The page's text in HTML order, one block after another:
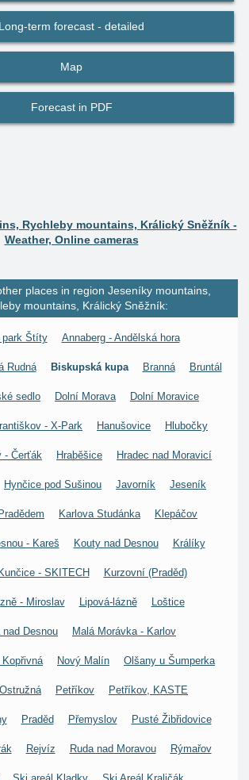
Long-term forecast - detailed
Map
Forecast in PDF
Rychleby mountains, Králický Sněžník -
Weather, Online cameras
places in region Jeseníky mountains,
mountains, Králický Sněžník:
park Štíty Annaberg - Andělská hora
Rudná Biskupská kupa Branná Bruntál
sedlo Dolní Morava Dolní Moravice
- X-Park Hanušovice Hlubočky
- Čerťák Hraběšice Hradec nad Moravicí
Hynčice pod Sušinou Javorník Jeseník
Karlova Studánka Klepáčov
- Kareš Kouty nad Desnou Králíky
Kunčice - SKITECH Kurzovní (Praděd)
- Miroslav Lipová-lázně Loštice
nad Desnou Malá Morávka - Karlov
Nový Malín Olšany u Šumperka
Ostružná Petříkov Petříkov, KASTE
Praděd Přemyslov Pusté Žibřidovice
Rejvíz Ruda nad Moravou Rýmařov